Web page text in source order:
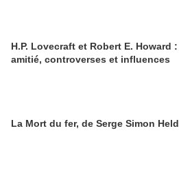
H.P. Lovecraft et Robert E. Howard :
amitié, controverses et influences
La Mort du fer, de Serge Simon Held